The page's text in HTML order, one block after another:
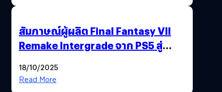
สัมภาษณ์ผู้ผลิต Final Fantasy VII
Remake Intergrade จาก PS5 สู่
18/10/2025
Read More